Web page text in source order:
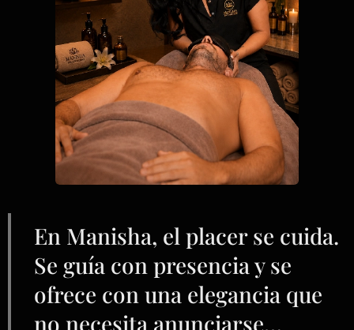
En Manisha, el placer se cuida.
Se guía con presencia y se
ofrece con una elegancia que
no necesita anunciarse…